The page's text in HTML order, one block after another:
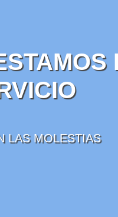
LAS MOLESTIAS